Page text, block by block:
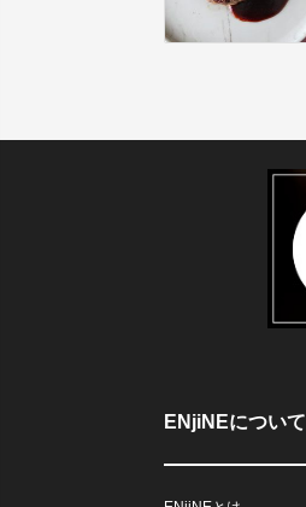
ENjiNEについて